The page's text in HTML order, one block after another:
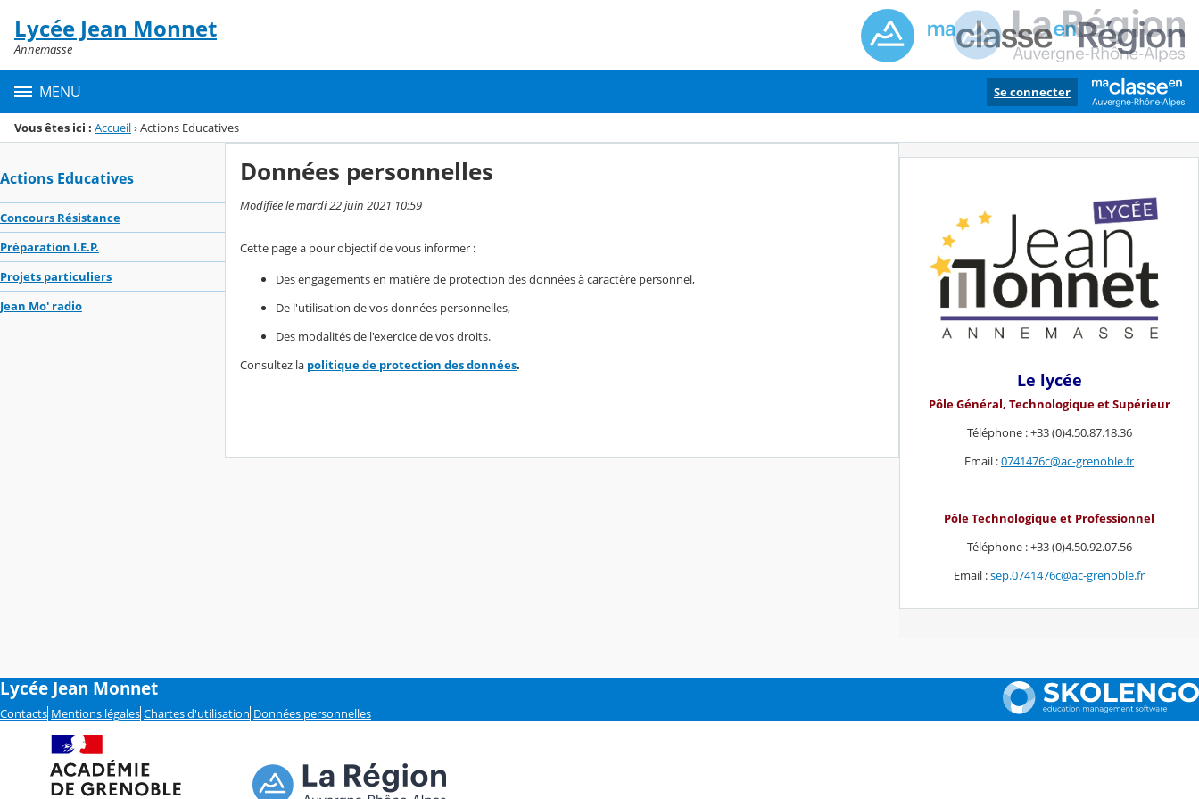
Menu de la rubrique
Contenu
Lycée Jean Monnet
Annemasse
MENU Se connecter
Vous êtes ici : Accueil›Actions Educatives
Actions Educatives
Concours Résistance
Préparation I.E.P.
Projets particuliers
Jean Mo' radio
Données personnelles
Modifiée le mardi 22 juin 2021 10:59
Cette page a pour objectif de vous informer :
Des engagements en matière de protection des données à caractère personnel,
De l'utilisation de vos données personnelles,
Des modalités de l'exercice de vos droits.
Consultez la politique de protection des données.
Le lycée
Pôle Général, Technologique et Supérieur
Téléphone : +33 (0)4.50.87.18.36
Email :0741476c@ac-grenoble.fr
Pôle Technologique et Professionnel
Téléphone : +33 (0)4.50.92.07.56
Email :sep.0741476c@ac-grenoble.fr
Lycée Jean Monnet
Contacts Mentions légales Chartes d'utilisation Données personnelles